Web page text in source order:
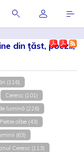
din țăst, poezii,
(116)
Ceresc (101)
lumină (226)
Pietre albe (43)
(63)
Ceresc (113)